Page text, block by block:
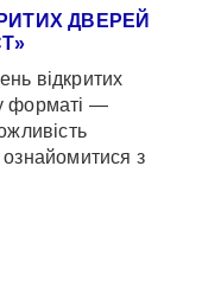
ДВЕРЕЙ
відкритих
форматі —
з